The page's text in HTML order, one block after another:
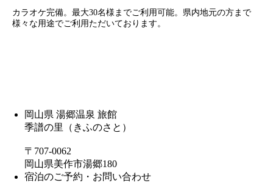
カラオケ完備。最大30名様までご利用可能。県内地元の方まで
様々な用途でご利用ただいております。
岡山県 湯郷温泉 旅館
季譜の里（きふのさと）
〒707-0062
岡山県美作市湯郷180
宿泊のご予約・お問い合わせ